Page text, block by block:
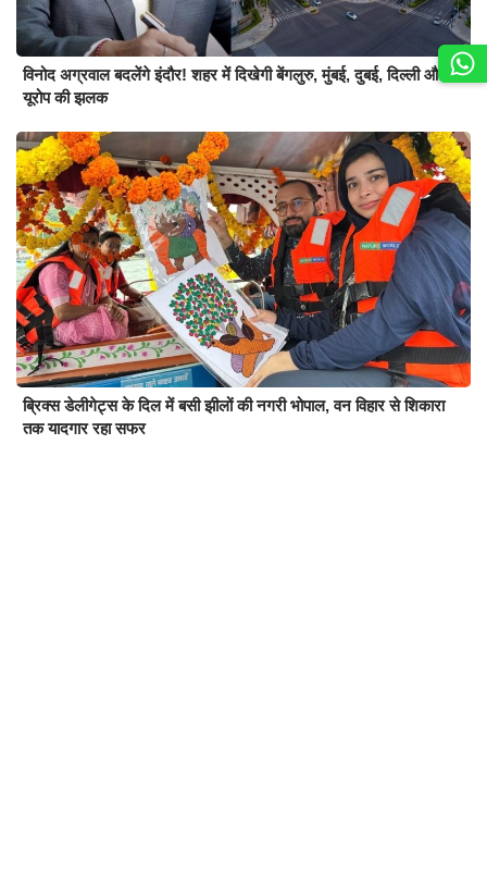
विनोद अग्रवाल बदलेंगे इंदौर! शहर में दिखेगी बेंगलुरु, मुंबई, दुबई, दिल्ली और
यूरोप की झलक
ब्रिक्स डेलीगेट्स के दिल में बसी झीलों की नगरी भोपाल, वन विहार से शिकारा
तक यादगार रहा सफर